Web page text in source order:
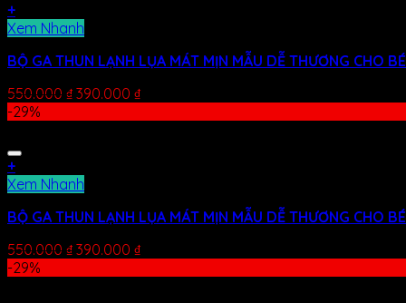
+
Xem Nhanh
BỘ GA THUN LẠNH LỤA MÁT MỊN MẪU DỄ THƯƠNG CHO
550.000 ₫ 390.000 ₫
-29%
+
Xem Nhanh
BỘ GA THUN LẠNH LỤA MÁT MỊN MẪU DỄ THƯƠNG CHO BÉ
550.000 ₫ 390.000 ₫
-29%